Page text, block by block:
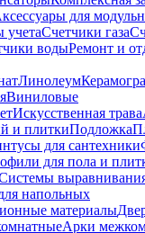
для
Счетчики газа
водыРемонт и
Линолеум
Виниловые
Искусственная трава
и плиткиПодложка
для сантехники
для пола и
напольных
материалы
Арки